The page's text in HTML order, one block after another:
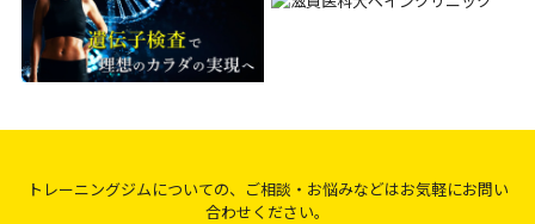
トレーニングジムについての、 ご相談・お悩みなどはお気軽にお問い
合わせください。